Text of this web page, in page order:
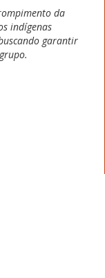
da
indígenas
garantir